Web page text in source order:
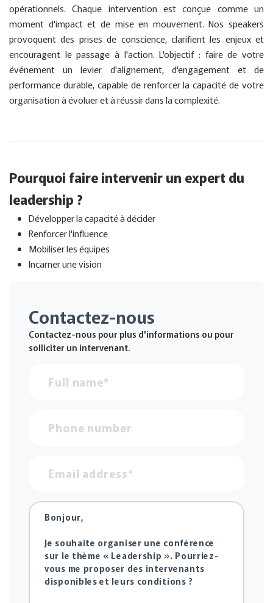
opérationnels. Chaque intervention est conçue comme un
moment d'impact et de mise en mouvement. Nos speakers
provoquent des prises de conscience, clarifient les enjeux et
encouragent le passage à l'action. L'objectif : faire de votre
événement un levier d'alignement, d'engagement et de
performance durable, capable de renforcer la capacité de votre
organisation à évoluer et à réussir dans la complexité.
Pourquoi faire intervenir un expert du
leadership ?
Développer la capacité à décider
Renforcer l'influence
Mobiliser les équipes
Incarner une vision
Contactez-nous
Contactez-nous pour plus d'informations ou pour
solliciter un intervenant.